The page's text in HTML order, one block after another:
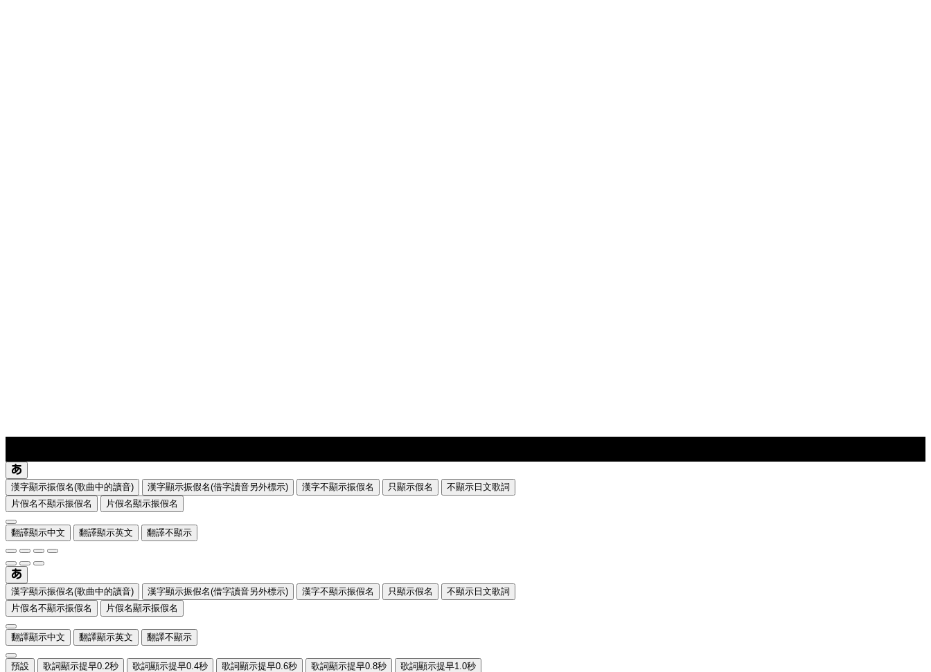
漢字顯示振假名(歌曲中的讀音) 漢字顯示振假名(借字讀音另外標示) 漢字不顯示振假名 只顯示假名
不顯示日文歌詞
片假名不顯示振假名
片假名顯示振假名
翻譯顯示中文 翻譯顯示英文 翻譯不顯示
漢字顯示振假名(歌曲中的讀音) 漢字顯示振假名(借字讀音另外標示) 漢字不顯示振假名 只顯示假名
不顯示日文歌詞
片假名不顯示振假名
片假名顯示振假名
翻譯顯示中文 翻譯顯示英文 翻譯不顯示
預設 歌詞顯示提早0.2秒 歌詞顯示提早0.4秒 歌詞顯示提早0.6秒 歌詞顯示提早0.8秒 歌詞顯示提早1.0秒